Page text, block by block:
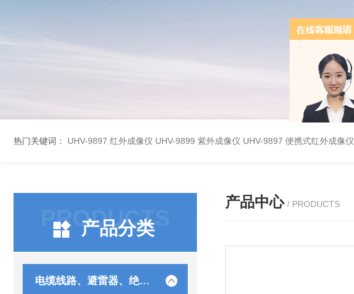
热门关键词： UHV-9897 红外成像仪 UHV-9899 紫外成像仪 UHV-9897 便携式红外成像仪
PRODUCTS
产品分类
电缆线路、避雷器、绝缘子测试仪器
产品中心 / PRODUCTS